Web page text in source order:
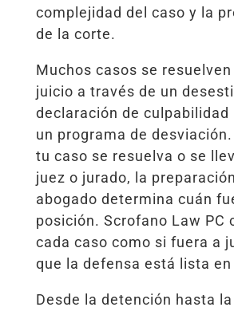
complejidad del caso y la
de la corte.
Muchos casos se
juicio a través de un
declaración de culpabilidad
un programa de desviación.
tu caso se resuelva o se
juez o jurado, la
abogado determina cuán
posición. Scrofano Law PC
cada caso como si fuera a
que la defensa está lista
Desde la detención hasta